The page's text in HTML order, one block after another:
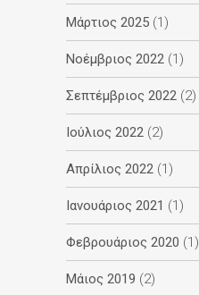
Μάρτιος 2025 (1)
Νοέμβριος 2022 (1)
Σεπτέμβριος 2022 (2)
Ιούλιος 2022 (2)
Απρίλιος 2022 (1)
Ιανουάριος 2021 (1)
Φεβρουάριος 2020 (1)
Μάιος 2019 (2)